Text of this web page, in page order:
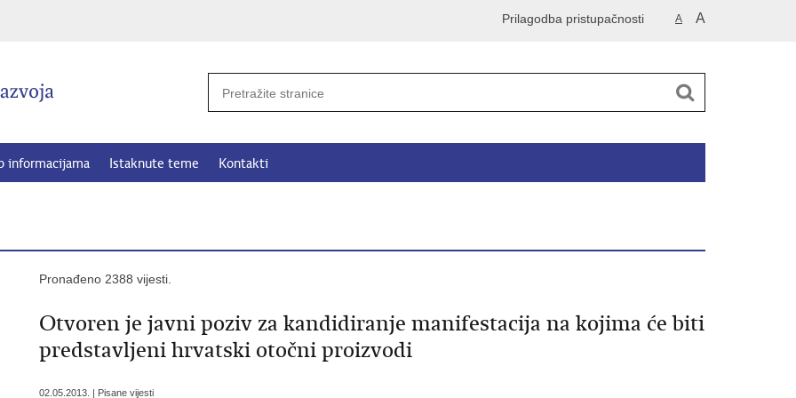
A A
Prilagodba pristupačnosti
informacijama Istaknute teme Kontakti
Pronađeno 2388 vijesti.
Otvoren je javni poziv za kandidiranje manifestacija na kojima će biti
predstavljeni hrvatski otočni proizvodi
02.05.2013. | Pisane vijesti